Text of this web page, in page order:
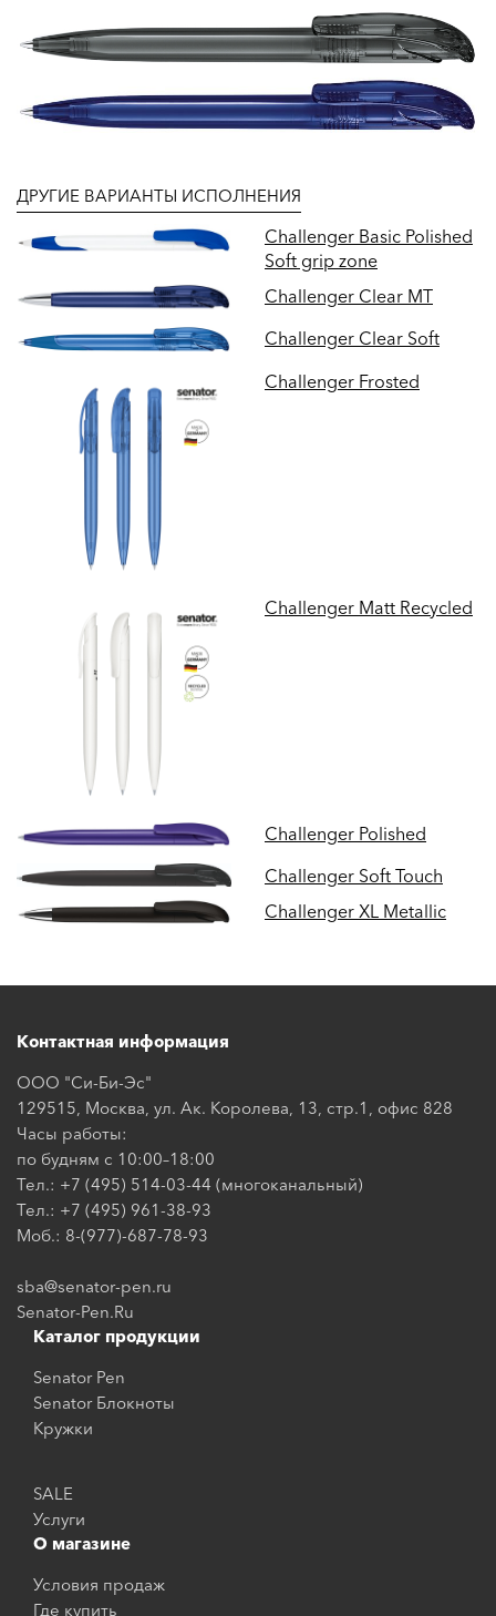
ДРУГИЕ ВАРИАНТЫ ИСПОЛНЕНИЯ
Challenger Basic Polished
Soft grip zone
Challenger Clear MT
Challenger Clear Soft
Challenger Frosted
Challenger Matt Recycled
Challenger Polished
Challenger Soft Touch
Challenger XL Metallic
Контактная информация
ООО "Си-Би-Эс"
129515, Москва, ул. Ак. Королева, 13, стр.1, офис 828
Часы работы:
по будням с 10:00–18:00
Тел.: +7 (495) 514-03-44 (многоканальный)
Тел.: +7 (495) 961-38-93
Моб.: 8-(977)-687-78-93
sba@senator-pen.ru
Senator-Pen.Ru
Каталог продукции
Senator Pen
Senator Блокноты
Кружки
SALE
Услуги
О магазине
Условия продаж
Где купить